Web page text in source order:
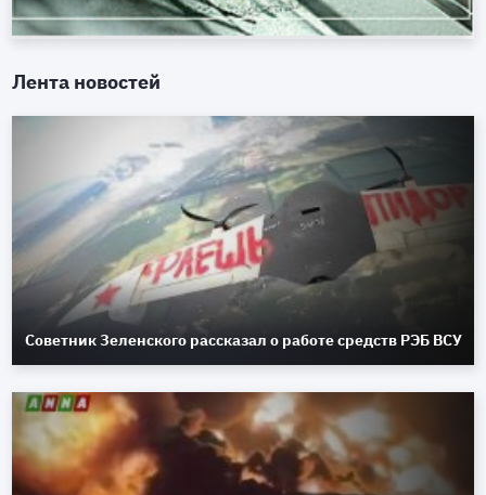
Лента новостей
Советник Зеленского рассказал о работе средств РЭБ ВСУ